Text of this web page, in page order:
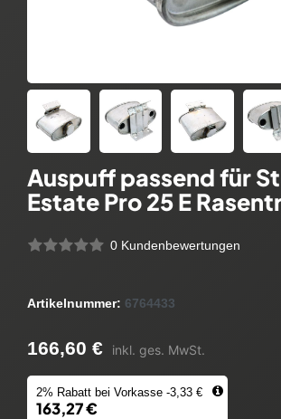
Auspuff passend für
Estate Pro 25 E
0 Kundenbewertungen
Artikelnummer: 6764433
166,60 € inkl. ges. MwSt.
2% Rabatt bei Vorkasse -3,33 €
163,27 €